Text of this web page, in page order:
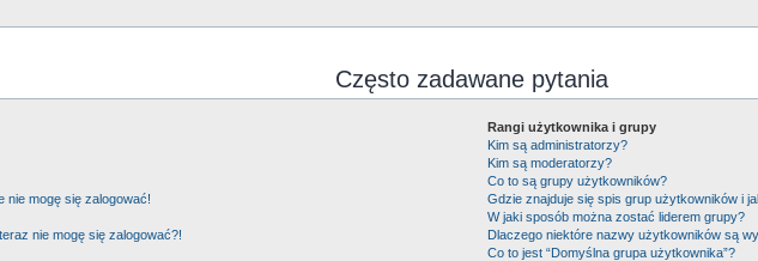
Często zadawane pytania
nie mogę się zalogować!
nie mogę się zalogować?!
Rangi użytkownika i grupy
Kim są administratorzy?
Kim są moderatorzy?
Co to są grupy użytkowników?
Gdzie znajduje się spis grup użytkowników i
W jaki sposób można zostać liderem grupy?
Dlaczego niektóre nazwy użytkowników są
Co to jest “Domyślna grupa użytkownika”?